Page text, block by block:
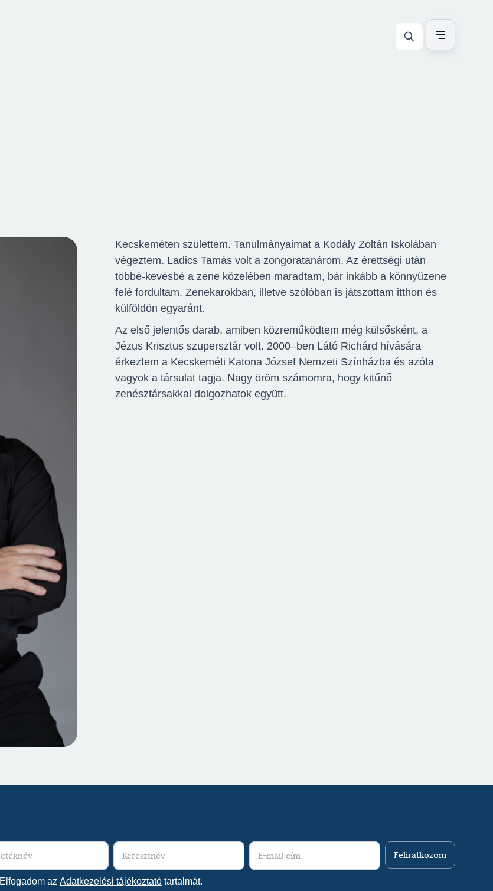
Kecskeméten születtem. Tanulmányaimat a Kodály Zoltán Iskolában
végeztem. Ladics Tamás volt a zongoratanárom. Az érettségi után
többé-kevésbé a zene közelében maradtam, bár inkább a könnyűzene
felé fordultam. Zenekarokban, illetve szólóban is játszottam itthon és
külföldön egyaránt.
Az első jelentős darab, amiben közreműködtem még külsősként, a
Jézus Krisztus szupersztár volt. 2000–ben Látó Richárd hívására
érkeztem a Kecskeméti Katona József Nemzeti Színházba és azóta
vagyok a társulat tagja. Nagy öröm számomra, hogy kitűnő
zenésztársakkal dolgozhatok együtt.
Elfogadom az Adatkezelési tájékoztató tartalmát.
Feliratkozom